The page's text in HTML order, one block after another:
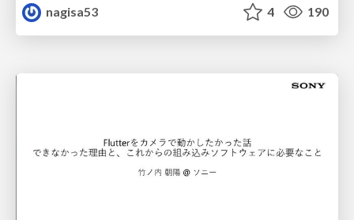
nagisa53
4 190